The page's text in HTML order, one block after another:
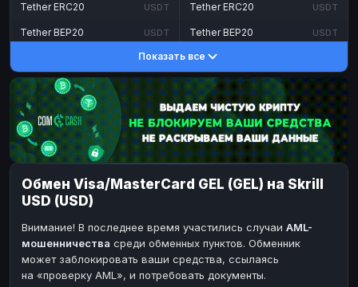
Tether ERC20 USDT
Tether BEP20 USDT
DASH
Toncoin TON
Dogecoin DOGE
TRX TRON
Bitcoin Cash BCH
BinanceCoin BEP20
Ether Classic
SOL
Ripple XRP
Tether ERC20 USDT
Tether BEP20 USDT
DASH
Toncoin TON
Dogecoin DOGE
TRX TRON
Bitcoin Cash BCH
BinanceCoin BEP20
Ripple
Показать все
Обмен Visa/MasterCard GEL (GEL) на Skrill
USD (USD)
Внимание! В последнее время участились случаи AML-
мошенничества среди обменных пунктов. Обменник
может заблокировать ваши средства, ссылаясь
на «проверку AML», и потребовать документы.